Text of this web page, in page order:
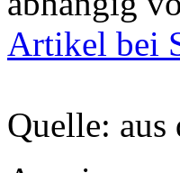
Artikel bei
Quelle: